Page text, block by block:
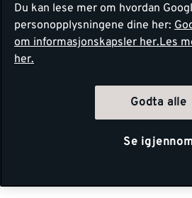
Du kan lese mer om hvordan
personopplysningene dine her:
om informasjonskapsler her.Les
her.
Godta alle
Se igjennom